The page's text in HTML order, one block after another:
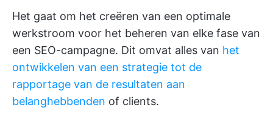
Het gaat om het creëren van een optimale
werkstroom voor het beheren van elke fase van
een SEO-campagne. Dit omvat alles van het
ontwikkelen van een strategie tot de
rapportage van de resultaten aan
belanghebbenden of clients.